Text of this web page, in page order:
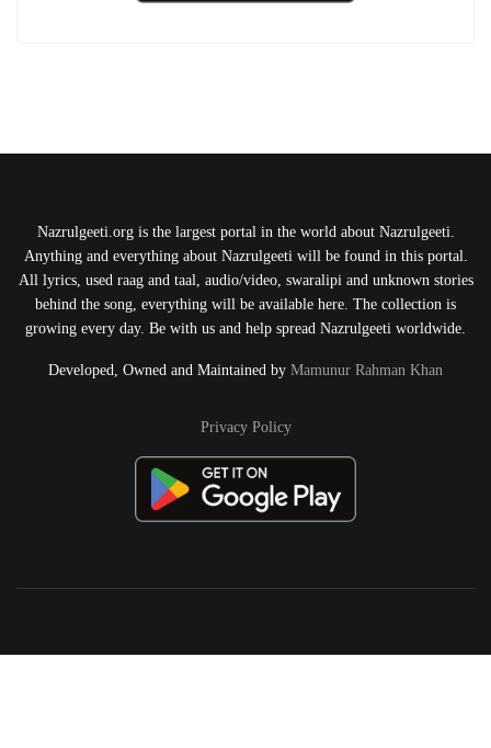
Nazrulgeeti.org is the largest portal in the world about Nazrulgeeti.
Anything and everything about Nazrulgeeti will be found in this portal.
All lyrics, used raag and taal, audio/video, swaralipi and unknown stories
behind the song, everything will be available here. The collection is
growing every day. Be with us and help spread Nazrulgeeti worldwide.
Developed, Owned and Maintained by Mamunur Rahman Khan
Privacy Policy